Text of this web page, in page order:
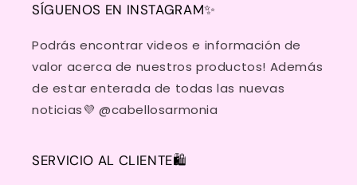
SÍGUENOS EN INSTAGRAM✨
Podrás encontrar videos e información de
valor acerca de nuestros productos! Además
de estar enterada de todas las nuevas
noticias💜 @cabellosarmonia
SERVICIO AL CLIENTE🛍️